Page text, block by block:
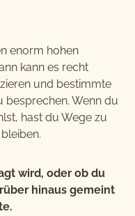
enorm hohen
kann es recht
und bestimmte
besprechen. Wenn du
hast du Wege zu
wird, oder ob du
hinaus gemeint